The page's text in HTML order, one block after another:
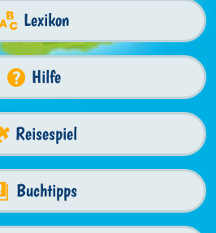
Lexikon
Hilfe
Reisespiel
Buchtipps